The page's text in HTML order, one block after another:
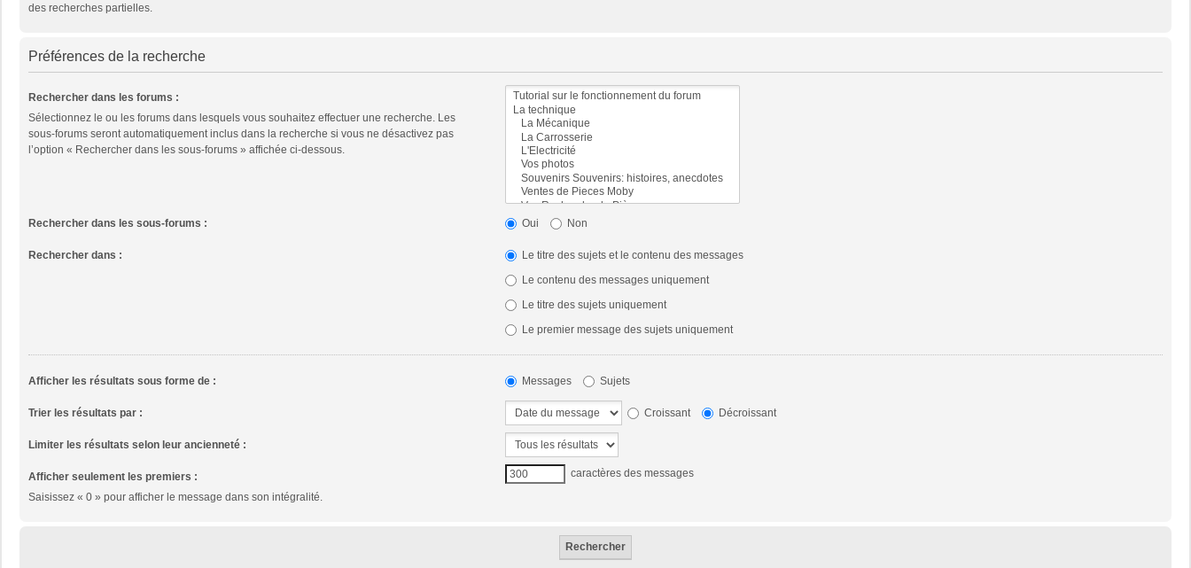
des recherches partielles.
Préférences de la recherche
Rechercher dans les forums :
Sélectionnez le ou les forums dans lesquels vous souhaitez effectuer une recherche. Les
sous-forums seront automatiquement inclus dans la recherche si vous ne désactivez pas
l’option « Rechercher dans les sous-forums » affichée ci-dessous.
Rechercher dans les sous-forums : Oui Non
Rechercher dans :
Le titre des sujets et le contenu des messages
Le contenu des messages uniquement
Le titre des sujets uniquement
Le premier message des sujets uniquement
Afficher les résultats sous forme de : Messages Sujets
Trier les résultats par : Croissant Décroissant
Limiter les résultats selon leur ancienneté :
Afficher seulement les premiers :
Saisissez « 0 » pour afficher le message dans son intégralité.
caractères des messages